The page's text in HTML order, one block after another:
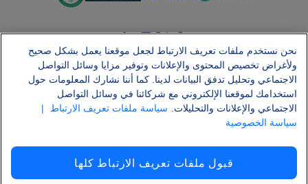
SocialFacebook
SocialTwitter
SocialInstagram
SocialLinkedin
احصل على تطبيقنا المجاني
سياسة الخصوصية ملفات تعريف الارتباط
إشعار قانوني
هجوم سلسلة التوريد Shai-Hulud
نحن نستخدم ملفات تعريف الارتباط لجعل موقعنا يعمل بشكل صحيح
ولأغراض تخصيص المحتوى والإعلانات وتوفير مزايا وسائل التواصل
الاجتماعي وتحليل تدفق البيانات لدينا. كما أننا نشارك المعلومات حول
استخدامك لموقعنا الإلكتروني مع شركائنا في وسائل التواصل
الاجتماعي والإعلانات والتحليلات.
سياسة ملفات تعريف الارتباط
|
سياسة الخصوصية
قبول ملفات تعريف الارتباط كلها